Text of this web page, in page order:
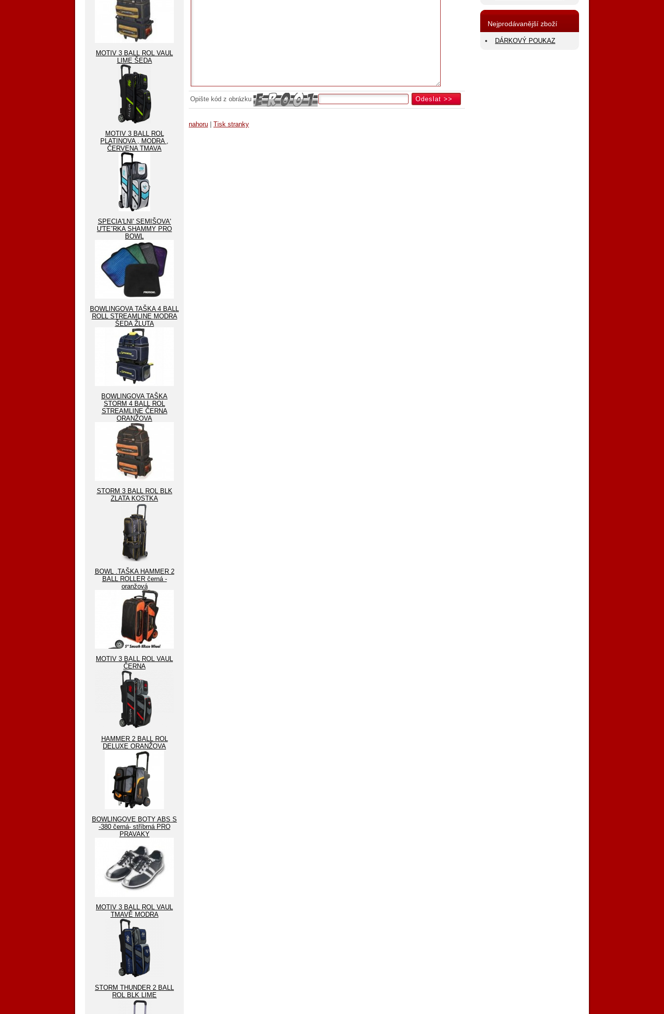
Opište kód z obrázku
nahoru Tisk stranky
MOTIV 3 BALL ROL VAUL
LIME ŠEDA
MOTIV 3 BALL ROL
PLATINOVA , MODRA ,
ČERVENA TMAVA
SPECIA'LNI' SEMIŠOVA'
U'TEˇRKA SHAMMY PRO
BOWL
BOWLINGOVA TAŠKA 4 BALL
ROLL STREAMLINE MODRA
ŠEDA ŽLUTA
BOWLINGOVA TAŠKA
STORM 4 BALL ROL
STREAMLINE ČERNA
ORANŽOVA
STORM 3 BALL ROL BLK
ZLATA KOSTKA
BOWL .TAŠKA HAMMER 2
BALL ROLLER černá -
oranžová
MOTIV 3 BALL ROL VAUL
ČERNA
HAMMER 2 BALL ROL
DELUXE ORANŽOVA
BOWLINGOVE BOTY ABS S
-380 černá- stříbrná PRO
PRAVAKY
MOTIV 3 BALL ROL VAUL
TMAVĚ MODRA
STORM THUNDER 2 BALL
ROL BLK LIME
Nejprodávanější zboží
DÁRKOVÝ POUKAZ